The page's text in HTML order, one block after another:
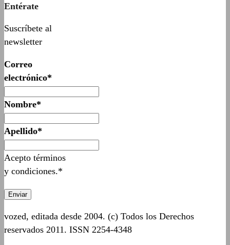
Entérate
Suscríbete al
newsletter
Correo
electrónico*
Nombre*
Apellido*
Acepto términos
y condiciones.*
vozed, editada desde 2004. (c) Todos los Derechos
reservados 2011. ISSN 2254-4348